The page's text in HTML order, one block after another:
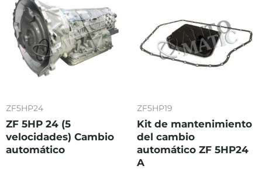
ZF5HP24
ZF 5HP 24 (5
velocidades) Cambio
automático
ZF5HP19
Kit de mantenimiento
del cambio
automático ZF 5HP24
A